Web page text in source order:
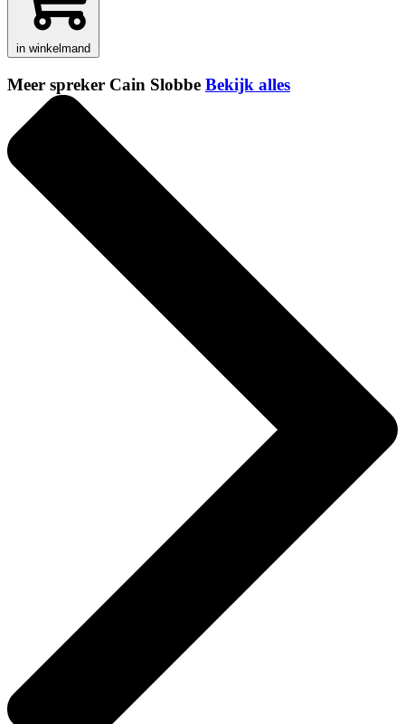
in winkelmand
Meer spreker Cain Slobbe Bekijk alles